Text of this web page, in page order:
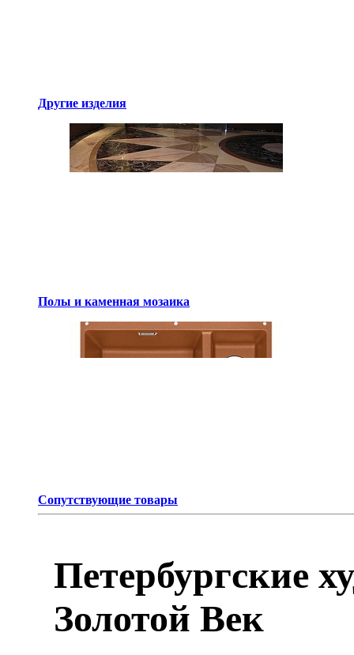
Другие изделия
Полы и каменная мозаика
Сопутствующие товары
Петербургские
Золотой Век